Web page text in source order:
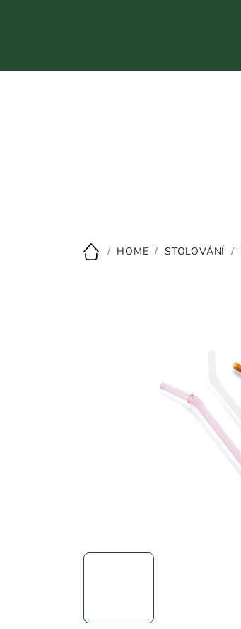
Domů
/ HOME / STOLOVÁNÍ /